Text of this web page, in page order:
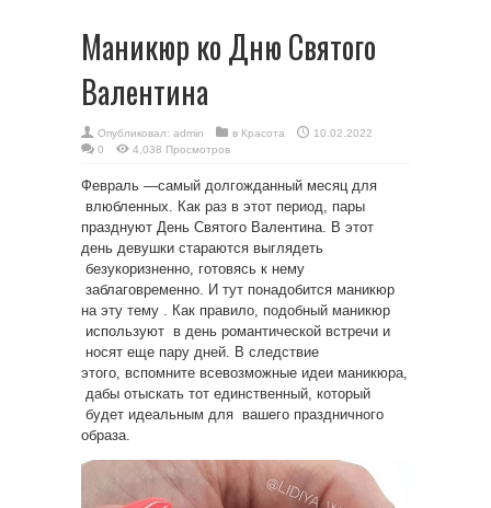
Маникюр ко Дню Святого
Валентина
Опубликовал: admin в Красота
10.02.2022
0
4,038 Просмотров
Февраль —самый долгожданный месяц для
влюбленных. Как раз в этот период, пары
празднуют День Святого Валентина. В этот
день девушки стараются выглядеть
безукоризненно, готовясь к нему
заблаговременно. И тут понадобится маникюр
на эту тему . Как правило, подобный маникюр
используют в день романтической встречи и
носят еще пару дней. В следствие
этого, вспомните всевозможные идеи маникюра,
дабы отыскать тот единственный, который
будет идеальным для вашего праздничного
образа.